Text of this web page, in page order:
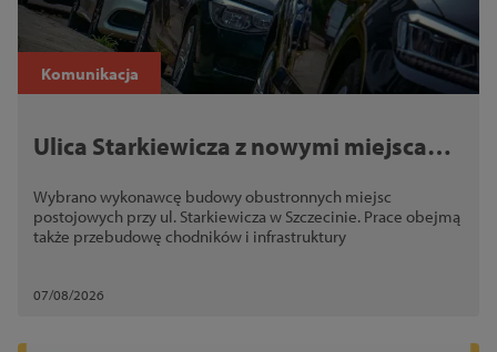
Komunikacja
Ulica Starkiewicza z nowymi miejscami
inwestycji
Wybrano wykonawcę budowy obustronnych miejsc
postojowych przy ul. Starkiewicza w Szczecinie. Prace obejmą
także przebudowę chodników i infrastruktury
07/08/2026